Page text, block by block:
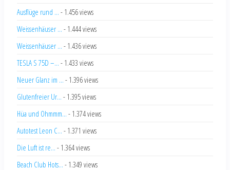
Ausflüge rund ... - 1.456 views
Weissenhäuser ... - 1.444 views
Weissenhäuser ... - 1.436 views
TESLA S 75D –... - 1.433 views
Neuer Glanz im ... - 1.396 views
Glutenfreier Ur... - 1.395 views
Hüa und Ohmmm... - 1.374 views
Autotest Leon C... - 1.371 views
Die Luft ist re... - 1.364 views
Beach Club Hots... - 1.349 views